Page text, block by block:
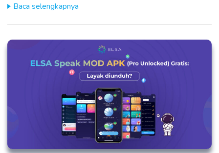
Baca selengkapnya